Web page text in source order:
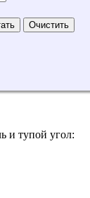
и тупой угол: